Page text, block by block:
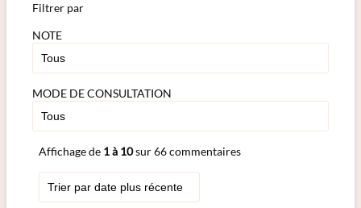
Filtrer par
NOTE
MODE DE CONSULTATION
Affichage de 1 à 10sur 66 commentaires